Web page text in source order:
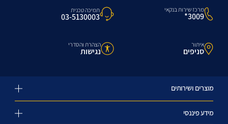
מרכז שירות בנקאי
3009*
תמיכה טכנית
03-5130003
איתור
סניפים
הצהרת והסדרי
נגישות
מוצרים ושירותים
מידע פיננסי